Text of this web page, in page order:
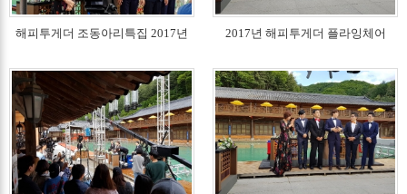
해피투게더 조동아리특집 2017년 2017년 해피투게더 플라잉체어